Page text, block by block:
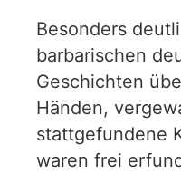
Besonders
barbarischen
Geschichten
Händen,
stattgefundene
waren frei